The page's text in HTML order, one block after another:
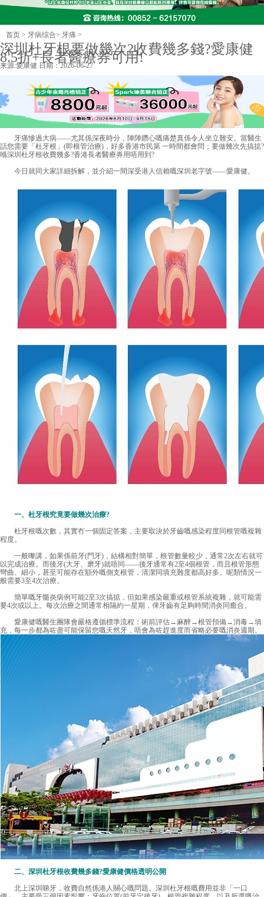
首页 > 牙病综合> 牙痛 >
深圳杜牙根要做幾次?收費幾多錢?愛康健
8.5折+長者醫療券可用!
来源:愛康健 日期：2026-06-27
牙痛慘過大病——尤其係深夜時分，陣陣鑽心嘅痛楚真係令人坐立難安。當醫生
話您需要「杜牙根」(即根管治療)，好多香港市民第 一時間都會問：要做幾次先搞掂?
喺深圳杜牙根收費幾多?香港長者醫療券用唔用到?
今日就同大家詳細拆解，並介紹一間深受港人信賴嘅深圳老字號——愛康健。
一、杜牙根究竟要做幾次治療?
杜牙根嘅次數，其實冇一個固定答案，主要取決於牙齒嘅感染程度同根管嘅複雜
程度。
一般嚟講，如果係前牙(門牙)，結構相對簡單，根管數量較少，通常2次左右就可
以完成治療。而後牙(大牙、磨牙)就唔同——後牙通常有2至4個根管，而且根管形態
彎曲、細小，甚至可能存在額外嘅側支根管，清潔同填充難度都高好多。呢類情況一
般需要3至4次治療。
簡單嘅牙髓炎病例可能2至3次搞掂，但如果感染嚴重或根管系統複雜，就可能需
要4次或以上。每次治療之間通常相隔約一星期，俾牙齒有足夠時間消炎同癒合。
愛康健嘅醫生團隊會嚴格遵循標準流程：術前評估→麻醉→根管預備→消毒→填
充，每一步都為咗盡可能保留您嘅天然牙，唔會為咗趕進度而省略必要嘅消炎週期。
二、深圳杜牙根收費幾多錢?愛康健價格透明公開
北上深圳睇牙，收費自然係港人關心嘅問題。深圳杜牙根嘅費用並非「一口